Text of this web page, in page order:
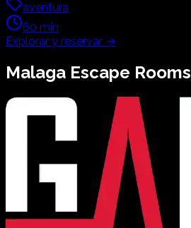
aventura
60 min
Explorar y reservar →
Malaga Escape Rooms